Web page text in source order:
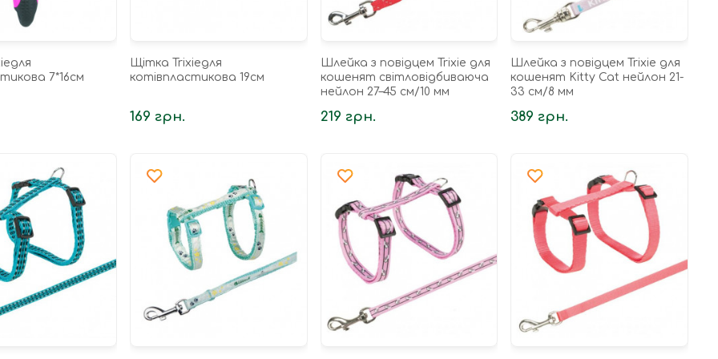
7*16см
Щітка Trixieдля
котівпластикова 19см
169 грн.
Шлейка з повідцем Trixie для
кошенят світловідбиваюча
нейлон 27–45 см/10 мм
219 грн.
Шлейка з повідцем Trixie для
кошенят Kitty Cat нейлон 21-
33 см/8 мм
389 грн.